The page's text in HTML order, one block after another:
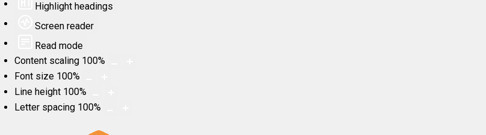
Highlight headings
Screen reader
Read mode
Content scaling 100%
Font size 100%
Line height 100%
Letter spacing 100%